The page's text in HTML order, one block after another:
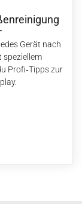
Gerät nach
speziellem
Profi‑Tipps zur